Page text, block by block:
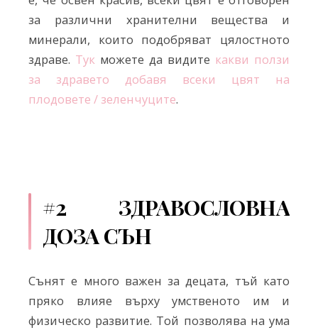
за различни хранителни вещества и
минерали, които подобряват цялостното
здраве. Тук можете да видите какви ползи
за здравето добавя всеки цвят на
плодовете / зеленчуците.
#2 ЗДРАВОСЛОВНА
ДОЗА СЪН
Сънят е много важен за децата, тъй като
пряко влияе върху умственото им и
физическо развитие. Той позволява на ума